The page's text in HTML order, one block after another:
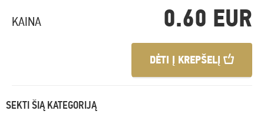
KAINA 0.60 EUR
DĖTI Į KREPŠELĮ
SEKTI ŠIĄ KATEGORIJĄ